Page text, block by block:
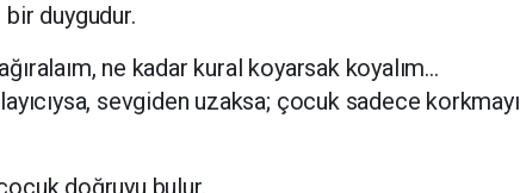
duygudur.
ne kadar kural koyarsak koyalım…
sevgiden uzaksa; çocuk sadece korkmayı
doğruyu bulur.